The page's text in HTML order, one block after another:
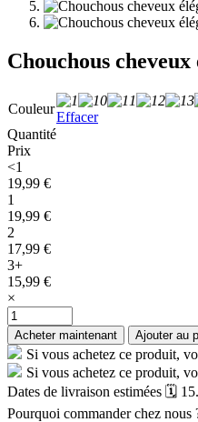
Chouchous
Couleur
Effacer
Quantité
Prix
<1
19,99 €
1
19,99 €
2
17,99 €
3+
15,99 €
×
quantité
de
Chouchous
cheveux
élégants
en
satin
Acheter maintenant Ajouter au
Si vous achetez ce produit,
Si vous achetez ce produit,
Dates de livraison estimées 🗓️
Pourquoi commander chez nous